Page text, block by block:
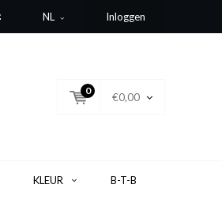
NL Inloggen
0
€0,00
KLEUR B-T-B